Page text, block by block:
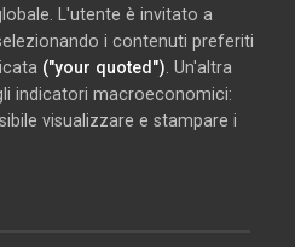
L'utente è invitato a
i contenuti preferiti
("your quoted"). Un'altra
indicatori macroeconomici:
visualizzare e stampare i